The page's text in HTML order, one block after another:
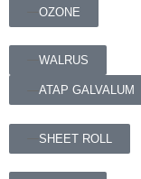
OZONE
WALRUS
ATAP GALVALUM
SHEET ROLL